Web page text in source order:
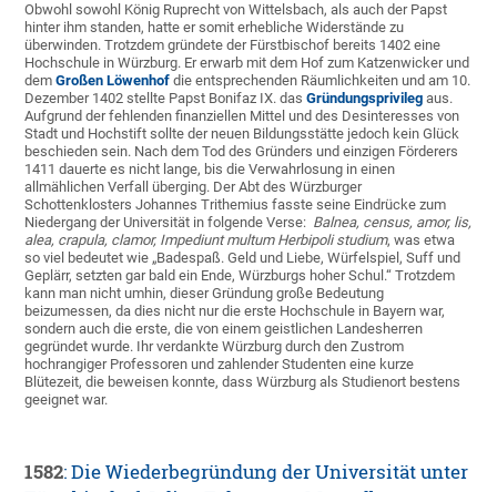
Obwohl sowohl König Ruprecht von Wittelsbach, als auch der Papst
hinter ihm standen, hatte er somit erhebliche Widerstände zu
überwinden. Trotzdem gründete der Fürstbischof bereits 1402 eine
Hochschule in Würzburg. Er erwarb mit dem Hof zum Katzenwicker und
demGroßen Löwenhof die entsprechenden Räumlichkeiten und am 10.
Dezember 1402 stellte Papst Bonifaz IX. dasGründungsprivileg aus.
Aufgrund der fehlenden finanziellen Mittel und des Desinteresses von
Stadt und Hochstift sollte der neuen Bildungsstätte jedoch kein Glück
beschieden sein. Nach dem Tod des Gründers und einzigen Förderers
1411 dauerte es nicht lange, bis die Verwahrlosung in einen
allmählichen Verfall überging. Der Abt des Würzburger
Schottenklosters Johannes Trithemius fasste seine Eindrücke zum
Niedergang der Universität in folgende Verse: Balnea, census, amor, lis,
alea, crapula, clamor, Impediunt multum Herbipoli studium, was etwa
so viel bedeutet wie „Badespaß. Geld und Liebe, Würfelspiel, Suff und
Geplärr, setzten gar bald ein Ende, Würzburgs hoher Schul.“ Trotzdem
kann man nicht umhin, dieser Gründung große Bedeutung
beizumessen, da dies nicht nur die erste Hochschule in Bayern war,
sondern auch die erste, die von einem geistlichen Landesherren
gegründet wurde. Ihr verdankte Würzburg durch den Zustrom
hochrangiger Professoren und zahlender Studenten eine kurze
Blütezeit, die beweisen konnte, dass Würzburg als Studienort bestens
geeignet war.
1582: Die Wiederbegründung der Universität unter